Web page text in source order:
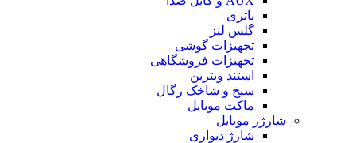
باتری
گلس لنز
تجهیزات گوشی
تجهیزات فروشگاهی
استند ویترین
سیخ و شاخک رگال
ماکت موبایل
شارژر موبایل
شارژ دیواری